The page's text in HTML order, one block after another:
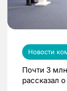
Новости
Почти 3
рассказал